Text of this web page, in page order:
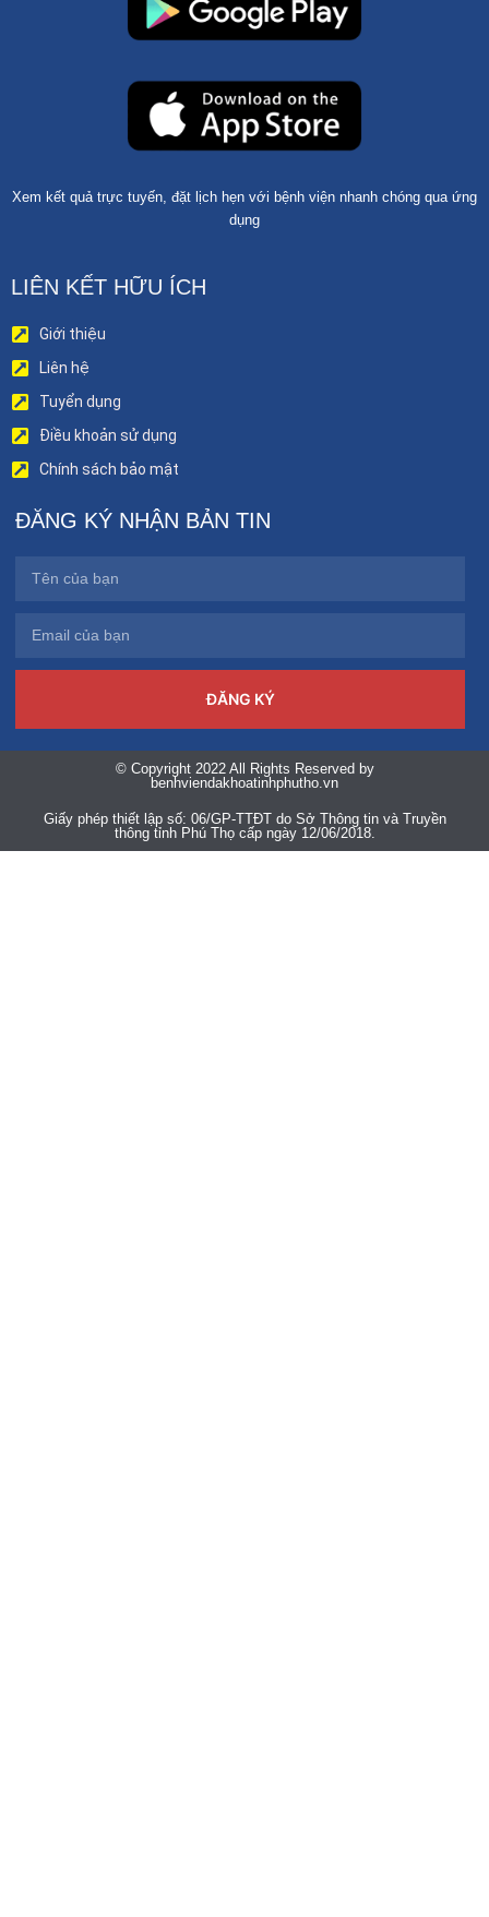
Xem kết quả trực tuyến, đặt lịch hẹn với bệnh viện nhanh chóng qua ứng
dụng
LIÊN KẾT HỮU ÍCH
Giới thiệu
Liên hệ
Tuyển dụng
Điều khoản sử dụng
Chính sách bảo mật
ĐĂNG KÝ NHẬN BẢN TIN
ĐĂNG KÝ
© Copyright 2022 All Rights Reserved by
benhviendakhoatinhphutho.vn
Giấy phép thiết lập số: 06/GP-TTĐT do Sở Thông tin và Truyền
thông tỉnh Phú Thọ cấp ngày 12/06/2018.